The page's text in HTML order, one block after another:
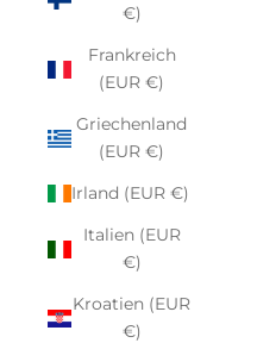
€)
Frankreich
(EUR €)
Griechenland
(EUR €)
Irland (EUR €)
Italien (EUR
€)
Kroatien (EUR
€)